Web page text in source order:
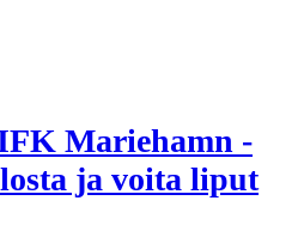
Mariehamn -
ja voita liput